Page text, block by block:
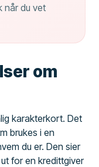
når du vet
om
karakterkort. Det
brukes i en
du er. Den sier
for en kredittgiver